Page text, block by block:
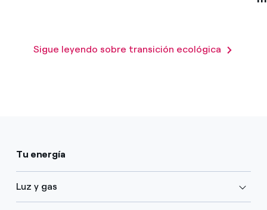
Sigue leyendo sobre transición ecológica
Tu energía
Luz y gas